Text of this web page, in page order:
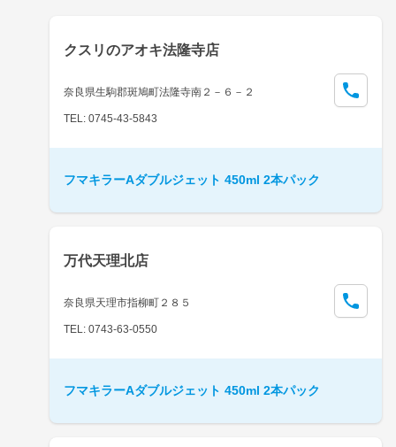
取扱店検索はこちら
クスリのアオキ法隆寺店
奈良県生駒郡斑鳩町法隆寺南２－６－２
TEL: 0745-43-5843
フマキラーAダブルジェット 450ml 2本パック
万代天理北店
奈良県天理市指柳町２８５
TEL: 0743-63-0550
フマキラーAダブルジェット 450ml 2本パック